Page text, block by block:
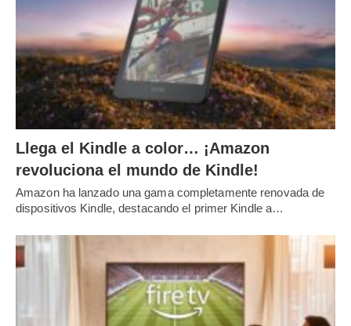
Llega el Kindle a color… ¡Amazon
revoluciona el mundo de Kindle!
Amazon ha lanzado una gama completamente renovada de
dispositivos Kindle, destacando el primer Kindle a…